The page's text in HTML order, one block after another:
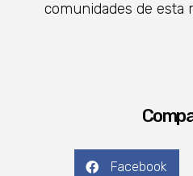
comunidades de esta
Facebook